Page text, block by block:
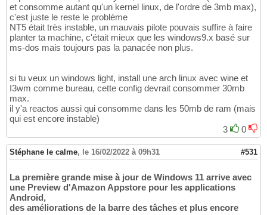
et consomme autant qu'un kernel linux, de l'ordre de 3mb max),
c'est juste le reste le problème
NT5 était très instable, un mauvais pilote pouvais suffire à faire
planter ta machine, c'était mieux que les windows9.x basé sur
ms-dos mais toujours pas la panacée non plus.
si tu veux un windows light, install une arch linux avec wine et
I3wm comme bureau, cette config devrait consommer 30mb
max.
il y'a reactos aussi qui consomme dans les 50mb de ram (mais
qui est encore instable)
3
0
Stéphane le calme, le 16/02/2022 à 09h31 #531
La première grande mise à jour de Windows 11 arrive avec
une Preview d'Amazon Appstore pour les applications
Android,
des améliorations de la barre des tâches et plus encore